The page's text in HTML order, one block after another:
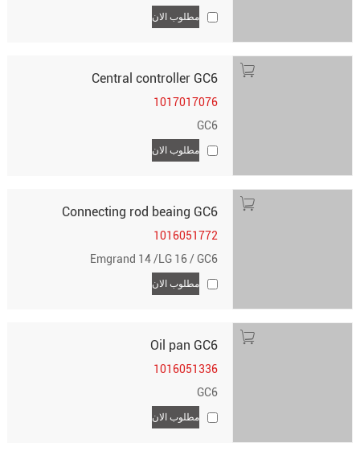
مطلوب الان
Central controller GC6
1017017076
GC6
مطلوب الان
Connecting rod beaing GC6
1016051772
Emgrand 14 /LG 16 / GC6
مطلوب الان
Oil pan GC6
1016051336
GC6
مطلوب الان